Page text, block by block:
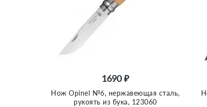
1690 ₽
Нож Opinel №6, нержавеющая сталь,
рукоять из бука, 123060